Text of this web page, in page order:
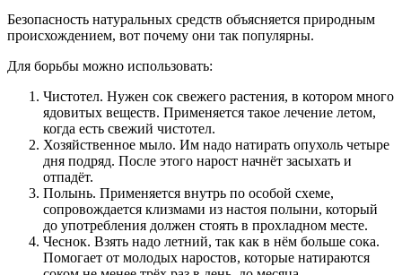
Безопасность натуральных средств объясняется природным
происхождением, вот почему они так популярны.
Для борьбы можно использовать:
Чистотел. Нужен сок свежего растения, в котором много
ядовитых веществ. Применяется такое лечение летом,
когда есть свежий чистотел.
Хозяйственное мыло. Им надо натирать опухоль четыре
дня подряд. После этого нарост начнёт засыхать и
отпадёт.
Полынь. Применяется внутрь по особой схеме,
сопровождается клизмами из настоя полыни, который
до употребления должен стоять в прохладном месте.
Чеснок. Взять надо летний, так как в нём больше сока.
Помогает от молодых наростов, которые натираются